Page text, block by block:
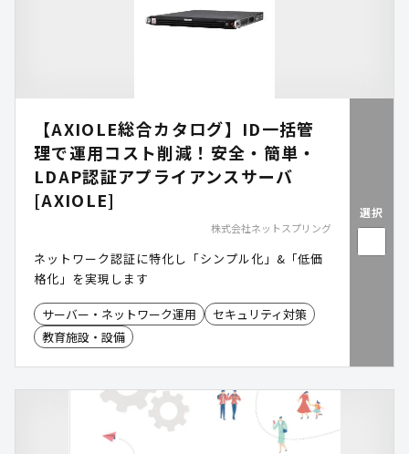
【AXIOLE総合カタログ】ID一括管
理で運用コスト削減！安全・簡単・
LDAP認証アプライアンスサーバ
[AXIOLE]
株式会社ネットスプリング
ネットワーク認証に特化し「シンプル化」&「低価
格化」を実現します
サーバー・ネットワーク運用
セキュリティ対策
教育施設・設備
選択